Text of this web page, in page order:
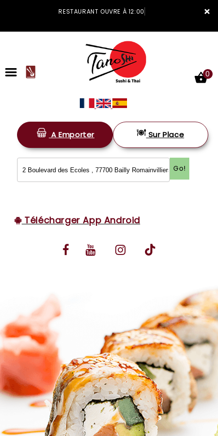
×
RESTAURANT OUVRE À 12:00
ACCUEIL
LA CARTE
VOS AVIS
MENTIONS LÉGALES
0
A Emporter Sur Place
Go!
Télécharger App Android